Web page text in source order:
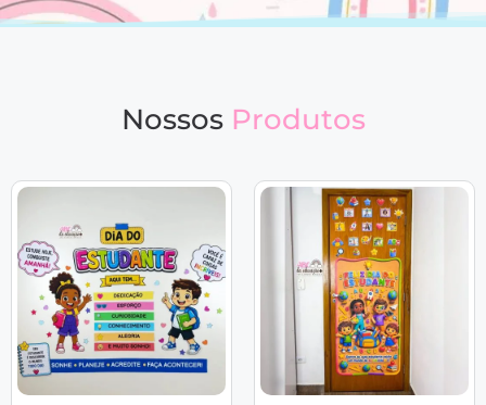
Nossos Produtos